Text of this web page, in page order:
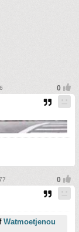
Watmoetjenou